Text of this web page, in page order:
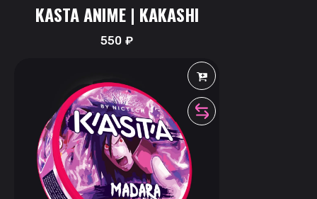
KASTA ANIME | KAKASHI
550₽